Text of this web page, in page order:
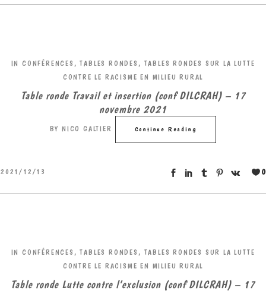
IN CONFÉRENCES, TABLES RONDES , TABLES RONDES SUR LA LUTTE
CONTRE LE RACISME EN MILIEU RURAL
Table ronde Travail et insertion (conf DILCRAH) – 17
novembre 2021
BY NICO GALTIER Continue Reading
2021/12/13 0
IN CONFÉRENCES, TABLES RONDES , TABLES RONDES SUR LA LUTTE
CONTRE LE RACISME EN MILIEU RURAL
Table ronde Lutte contre l’exclusion (conf DILCRAH) – 17